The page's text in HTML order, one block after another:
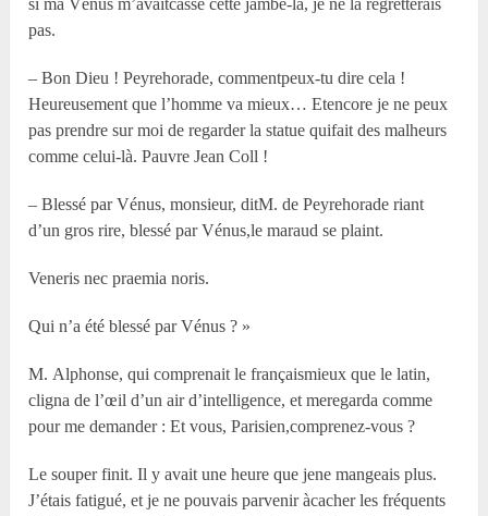
si ma Vénus m’avaitcassé cette jambe-là, je ne la regretterais
pas.
– Bon Dieu ! Peyrehorade, commentpeux-tu dire cela !
Heureusement que l’homme va mieux… Etencore je ne peux
pas prendre sur moi de regarder la statue quifait des malheurs
comme celui-là. Pauvre Jean Coll !
– Blessé par Vénus, monsieur, ditM. de Peyrehorade riant
d’un gros rire, blessé par Vénus,le maraud se plaint.
Veneris nec praemia noris.
Qui n’a été blessé par Vénus ? »
M. Alphonse, qui comprenait le françaismieux que le latin,
cligna de l’œil d’un air d’intelligence, et meregarda comme
pour me demander : Et vous, Parisien,comprenez-vous ?
Le souper finit. Il y avait une heure que jene mangeais plus.
J’étais fatigué, et je ne pouvais parvenir àcacher les fréquents